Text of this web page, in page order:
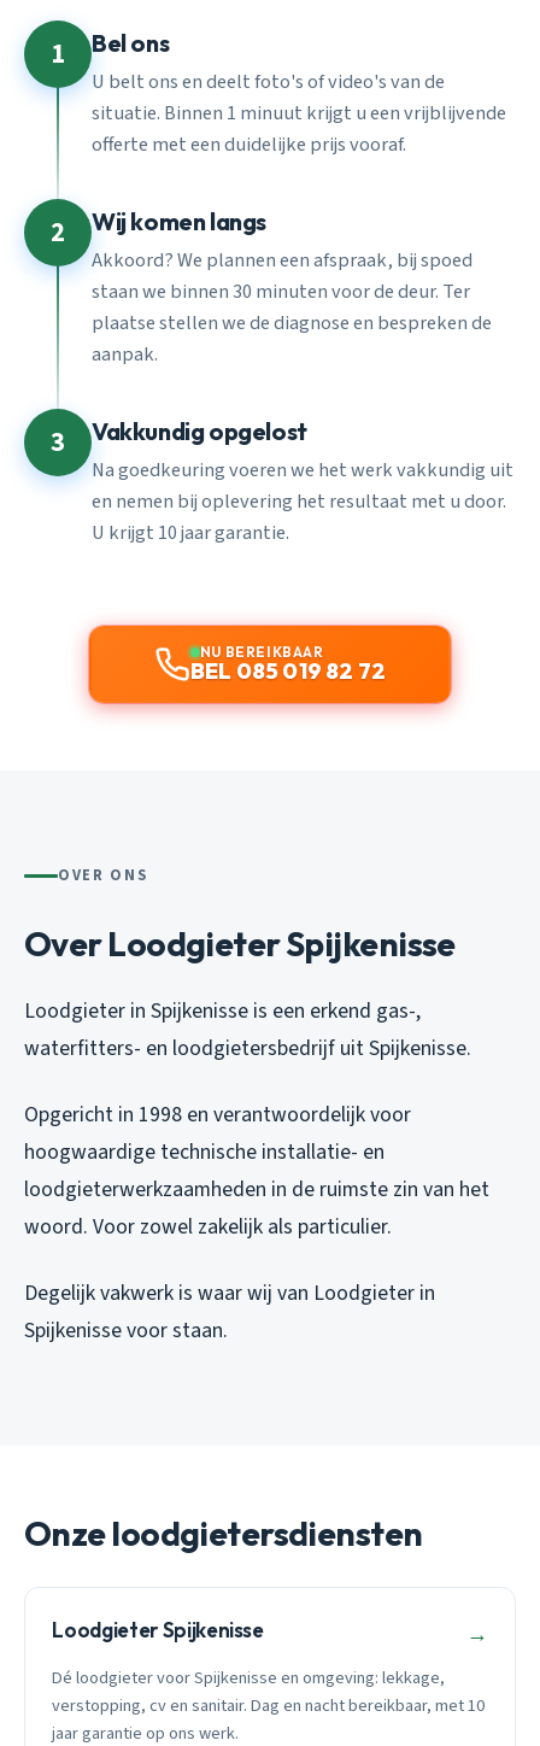
1 Bel ons
U belt ons en deelt foto's of video's van de
situatie. Binnen 1 minuut krijgt u een vrijblijvende
offerte met een duidelijke prijs vooraf.
2 Wij komen langs
Akkoord? We plannen een afspraak, bij spoed
staan we binnen 30 minuten voor de deur. Ter
plaatse stellen we de diagnose en bespreken de
aanpak.
3 Vakkundig opgelost
Na goedkeuring voeren we het werk vakkundig uit
en nemen bij oplevering het resultaat met u door.
U krijgt 10 jaar garantie.
NU BEREIKBAAR
BEL 085 019 82 72
OVER ONS
Over Loodgieter Spijkenisse
Loodgieter in Spijkenisse is een erkend gas-,
waterfitters- en loodgietersbedrijf uit Spijkenisse.
Opgericht in 1998 en verantwoordelijk voor
hoogwaardige technische installatie- en
loodgieterwerkzaamheden in de ruimste zin van het
woord. Voor zowel zakelijk als particulier.
Degelijk vakwerk is waar wij van Loodgieter in
Spijkenisse voor staan.
Onze loodgietersdiensten
Loodgieter Spijkenisse →
Dé loodgieter voor Spijkenisse en omgeving: lekkage,
verstopping, cv en sanitair. Dag en nacht bereikbaar, met 10
jaar garantie op ons werk.